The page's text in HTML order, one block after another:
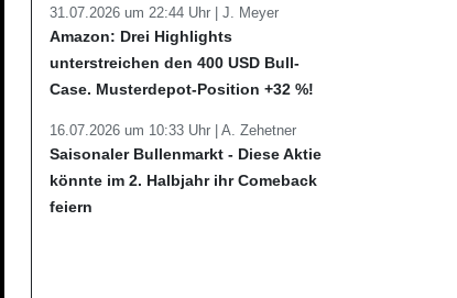
31.07.2026 um 22:44 Uhr | J. Meyer
Amazon: Drei Highlights
unterstreichen den 400 USD Bull-
Case. Musterdepot-Position +32 %!
16.07.2026 um 10:33 Uhr | A. Zehetner
Saisonaler Bullenmarkt - Diese Aktie
könnte im 2. Halbjahr ihr Comeback
feiern